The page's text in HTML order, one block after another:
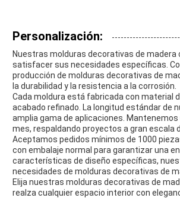
Personalización:
Nuestras molduras decorativas de
satisfacer sus necesidades específicas.
producción de molduras decorativas de
la durabilidad y la resistencia a la corrosión.
Cada moldura está fabricada con material
acabado refinado. La longitud estándar de
amplia gama de aplicaciones.
mes, respaldando proyectos a gran escala
Aceptamos pedidos mínimos de 1000
con embalaje normal para garantizar una
características de diseño específicas,
necesidades de molduras decorativas de
Elija nuestras molduras decorativas de
realza cualquier espacio interior con